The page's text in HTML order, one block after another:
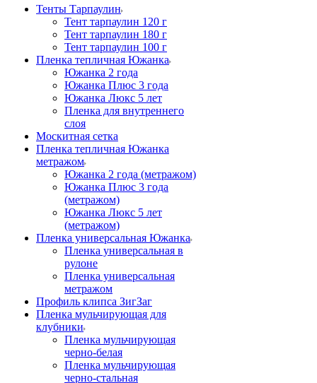
Тенты Тарпаулин
Тент тарпаулин 120 г
Тент тарпаулин 180 г
Тент тарпаулин 100 г
Пленка тепличная Южанка
Южанка 2 года
Южанка Плюс 3 года
Южанка Люкс 5 лет
Пленка для внутреннего
слоя
Москитная сетка
Пленка тепличная Южанка
метражом
Южанка 2 года (метражом)
Южанка Плюс 3 года
(метражом)
Южанка Люкс 5 лет
(метражом)
Пленка универсальная Южанка
Пленка универсальная в
рулоне
Пленка универсальная
метражом
Профиль клипса ЗигЗаг
Пленка мульчирующая для
клубники
Пленка мульчирующая
черно-белая
Пленка мульчирующая
черно-стальная